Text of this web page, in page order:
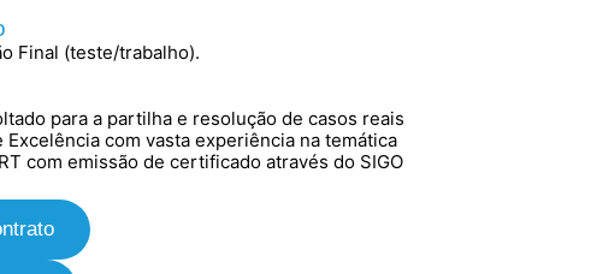
Final (teste/trabalho).
para a partilha e resolução de casos reais
com vasta experiência na temática
com emissão de certificado através do SIGO